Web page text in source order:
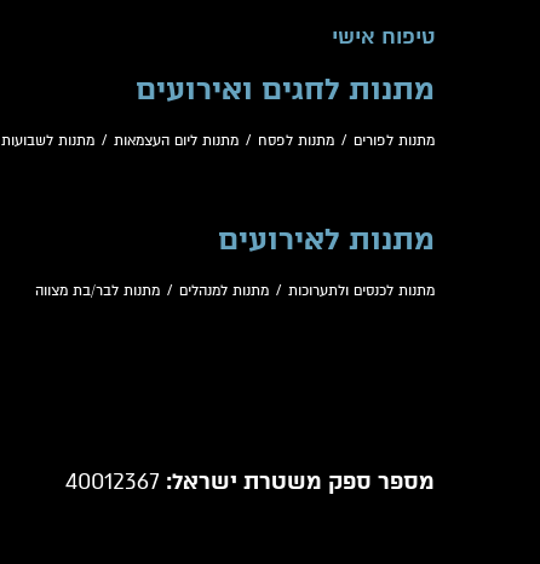
טיפוח אישי
מתנות לחגים ואירועים
מתנות לפורים / מתנות לפסח / מתנות ליום העצמאות / מתנות לשבועות
מתנות לאירועים
מתנות לכנסים ולתערוכות / מתנות למנהלים / מתנות לבר/בת מצווה
מספר ספק משטרת ישראל: